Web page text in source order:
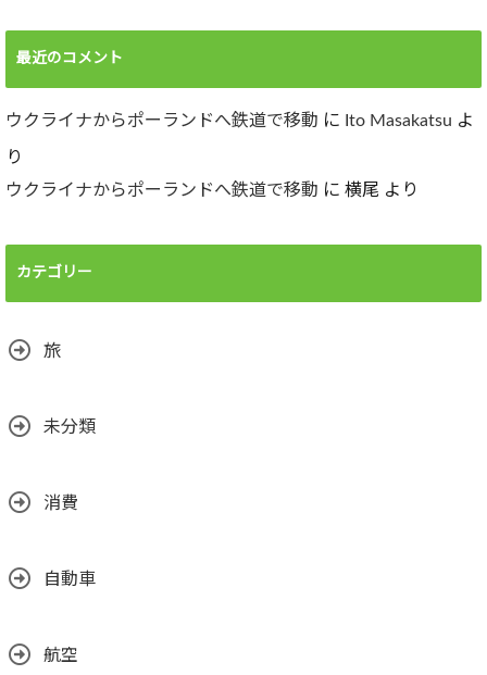
最近のコメント
ウクライナからポーランドへ鉄道で移動 に Ito Masakatsu よ
り
ウクライナからポーランドへ鉄道で移動 に 横尾 より
カテゴリー
旅
未分類
消費
自動車
航空